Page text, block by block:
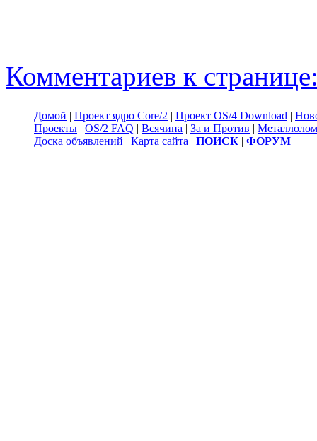
Комментариев к
Домой | Проект ядро Core/2 | Проект OS/4 Download |
Проекты | OS/2 FAQ | Всячина | За и Против | Металлолом
Доска объявлений | Карта сайта | ПОИСК | ФОРУМ